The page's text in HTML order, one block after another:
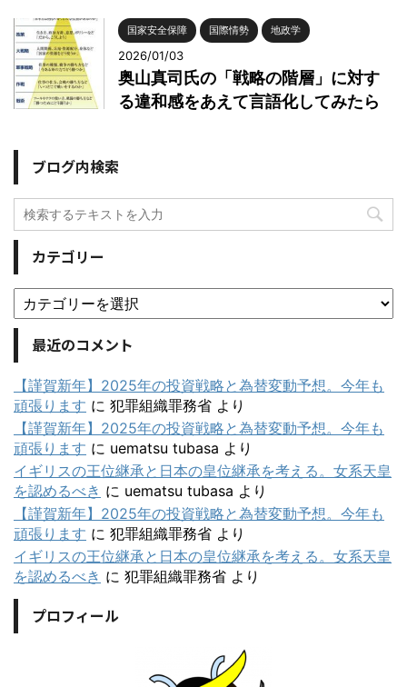
国家安全保障 国際情勢 地政学
2026/01/03
奥山真司氏の「戦略の階層」に対す
る違和感をあえて言語化してみたら
ブログ内検索
カテゴリー
最近のコメント
【謹賀新年】2025年の投資戦略と為替変動予想。今年も
頑張ります に 犯罪組織罪務省 より
【謹賀新年】2025年の投資戦略と為替変動予想。今年も
頑張ります に uematsu tubasa より
イギリスの王位継承と日本の皇位継承を考える。女系天皇
を認めるべき に uematsu tubasa より
【謹賀新年】2025年の投資戦略と為替変動予想。今年も
頑張ります に 犯罪組織罪務省 より
イギリスの王位継承と日本の皇位継承を考える。女系天皇
を認めるべき に 犯罪組織罪務省 より
プロフィール